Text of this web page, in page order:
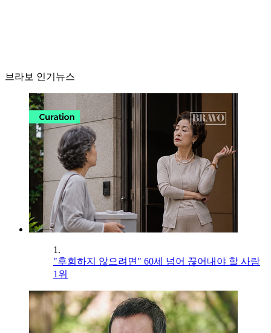
브라보 인기뉴스
1.
"후회하지 않으려면" 60세 넘어 끊어내야 할 사람
1위